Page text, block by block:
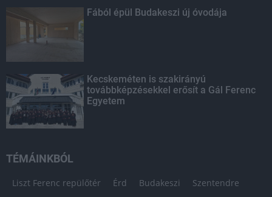
Fából épül Budakeszi új óvodája
Kecskeméten is szakirányú
továbbképzésekkel erősít a Gál Ferenc
Egyetem
TÉMÁINKBÓL
Liszt Ferenc repülőtér Érd Budakeszi Szentendre